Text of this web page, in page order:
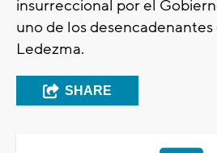
insurreccional por el
uno de los
Ledezma.
SHARE